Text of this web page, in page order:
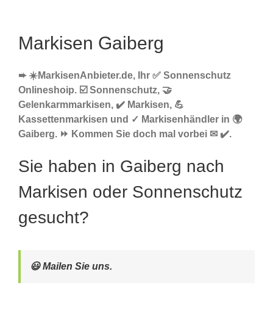
Markisen Gaiberg
➨ ☀️MarkisenAnbieter.de, Ihr ✅ Sonnenschutz
Onlineshoip. ☑️ Sonnenschutz, 🤝
Gelenkarmmarkisen, ✔️ Markisen, 💪
Kassettenmarkisen und ✓ Markisenhändler in 🌍
Gaiberg. ⏩ Kommen Sie doch mal vorbei ✉ ✔️.
Sie haben in Gaiberg nach
Markisen oder Sonnenschutz
gesucht?
😃 Mailen Sie uns.